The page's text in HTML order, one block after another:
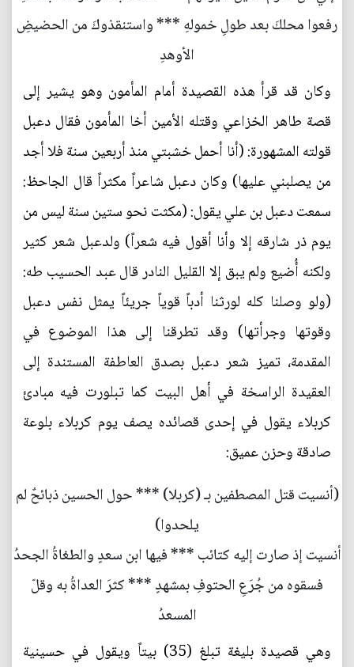
رفعوا محلكَ بعد طولِ خمولهِ *** واستنقذوكَ من الحضيضِ
الأوهدِ
وكان قد قرأ هذه القصيدة أمام المأمون وهو يشير إلى
قصة طاهر الخزاعي وقتله الأمين أخا المأمون فقال دعبل
قولته المشهورة: (أنا أحمل خشبتي منذ أربعين سنة فلا أجد
من يصلبني عليها) وكان دعبل شاعراً مكثراً قال الجاحظ:
سمعت دعبل بن علي يقول: (مكثت نحو ستين سنة ليس من
يوم ذر شارقه إلا وأنا أقول فيه شعراً) ولدعبل شعر كثير
ولكنه أُضيع ولم يبق إلا القليل النادر قال عبد الحسيب طه:
(ولو وصلنا كله لورثنا أدباً قوياً جريئاً يمثل نفس دعبل
وقوتها وجرأتها) وقد تطرقنا إلى هذا الموضوع في
المقدمة، تميز شعر دعبل بصدق العاطفة المستندة إلى
العقيدة الراسخة في أهل البيت كما تبلورت فيه مبادئ
كربلاء يقول في إحدى قصائده يصف يوم كربلاء بلوعة
صادقة وحزن عميق:
(أنسيت قتل المصطفين بـ (كربلا) *** حول الحسين ذبائحٌ لم
يلحدوا)
أنسيت إذ صارت إليه كتائب *** فيها ابن سعدٍ والطغاةُ الجحدُ
فسقوه من جُرَعِ الحتوفِ بمشهدٍ *** كثرَ العداةُ به وقلّ
المسعدُ
وهي قصيدة بليغة تبلغ (35) بيتاً ويقول في حسينية